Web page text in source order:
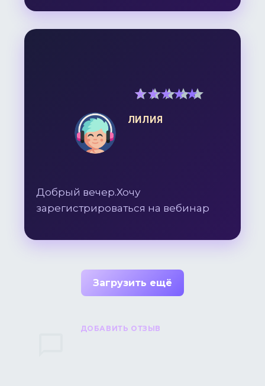
ЛИЛИЯ
5out of 5
Добрый вечер.Хочу
зарегистрироваться на вебинар
Загрузить ещё
ДОБАВИТЬ ОТЗЫВ